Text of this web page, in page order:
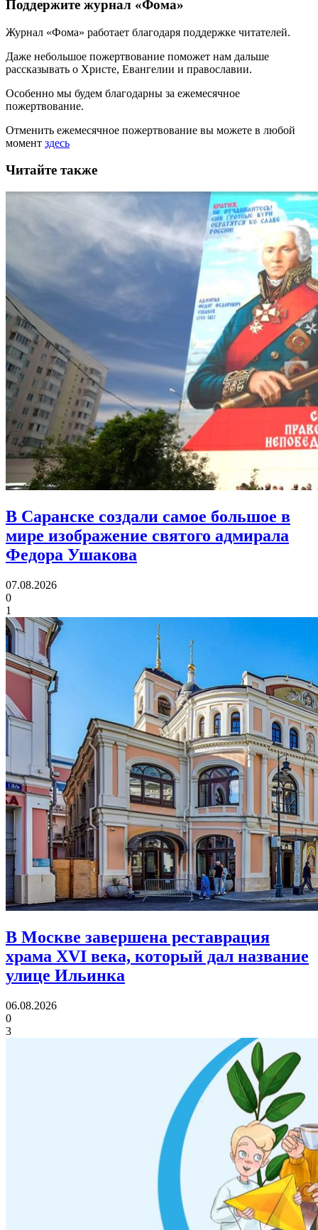
Поддержите журнал «Фома»
Журнал «Фома» работает благодаря поддержке читателей.
Даже небольшое пожертвование поможет нам дальше
рассказывать о Христе, Евангелии и православии.
Особенно мы будем благодарны за ежемесячное
пожертвование.
Отменить ежемесячное пожертвование вы можете в любой
момент здесь
Читайте также
В Саранске создали самое большое в
мире изображение святого адмирала
Федора Ушакова
07.08.2026
0
1
В Москве завершена реставрация
храма XVI века, который дал название
улице Ильинка
06.08.2026
0
3